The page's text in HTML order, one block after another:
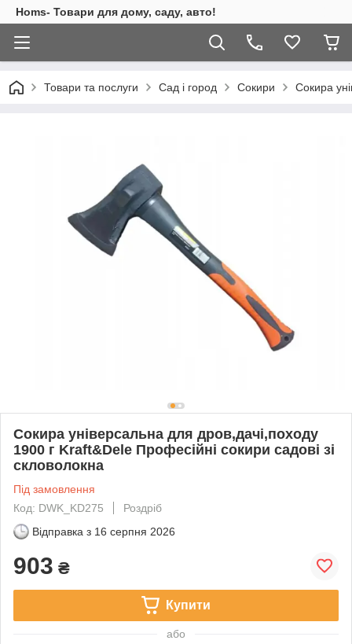
Homs- Товари для дому, саду, авто!
Товари та послуги Сад і город Сокири Сокира
Сокира універсальна для дров,дачі,походу
1900 г Kraft&Dele Професійні сокири садові зі
скловолокна
Під замовлення
Код: DWK_KD275
Роздріб
Відправка з 16 серпня 2026
903 ₴
Купити
або